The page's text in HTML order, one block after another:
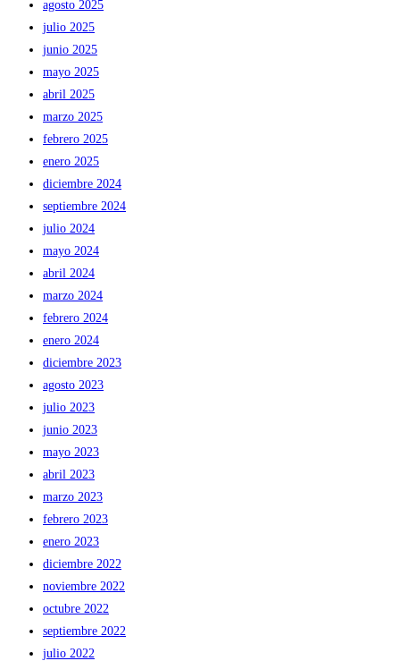
agosto 2025
julio 2025
junio 2025
mayo 2025
abril 2025
marzo 2025
febrero 2025
enero 2025
diciembre 2024
septiembre 2024
julio 2024
mayo 2024
abril 2024
marzo 2024
febrero 2024
enero 2024
diciembre 2023
agosto 2023
julio 2023
junio 2023
mayo 2023
abril 2023
marzo 2023
febrero 2023
enero 2023
diciembre 2022
noviembre 2022
octubre 2022
septiembre 2022
julio 2022